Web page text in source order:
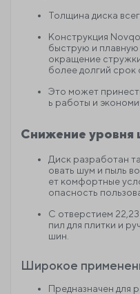
Толщина диска
Конструкция
быструю и плавную
окращение
более долгий срок
Это может
ь работы и
Снижение уровня
Диск разработан
овать шум и пыль
ет комфортные
опасность
С отверстием
пил для плитки и
шин.
Широкое
Предназначен для